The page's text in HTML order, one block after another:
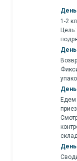
День
1-2
Цель:
День
День
Едем
склад.
День